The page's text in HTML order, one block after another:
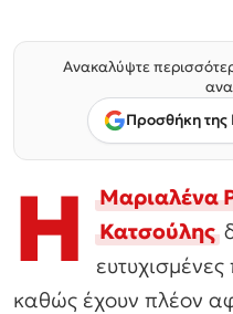
Ανακαλύψτε
Προσθήκη της
Η Μαριαλένα
Κατσούλης
καθώς έχουν πλέον